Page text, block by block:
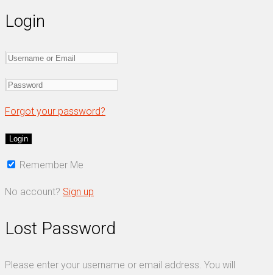
Login
Forgot your password?
Remember Me
No account? Sign up
Lost Password
Please enter your username or email address. You will